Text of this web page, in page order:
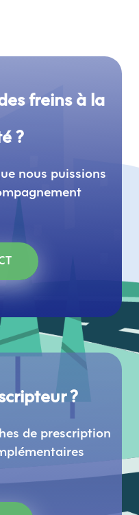
freins à la
?
nous puissions
?
de prescription